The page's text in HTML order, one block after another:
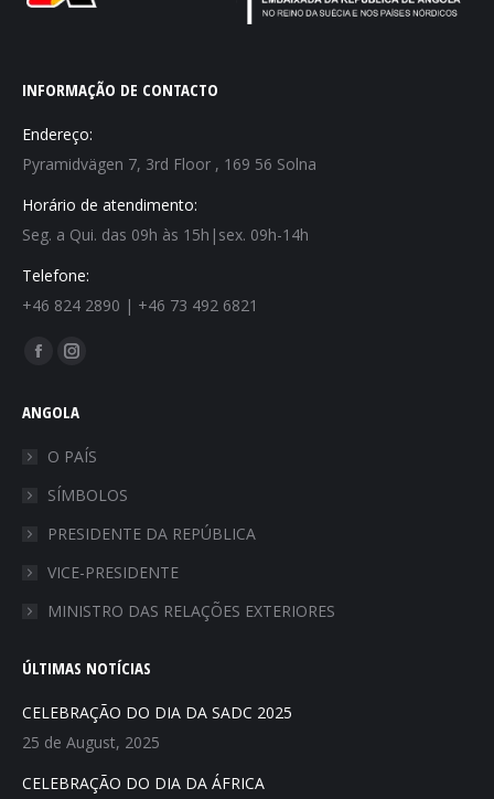
INFORMAÇÃO DE CONTACTO
Endereço:
Pyramidvägen 7, 3rd Floor , 169 56 Solna
Horário de atendimento:
Seg. a Qui. das 09h às 15h|sex. 09h-14h
Telefone:
+46 824 2890 | +46 73 492 6821
Find us on:
ANGOLA
O PAÍS
SÍMBOLOS
PRESIDENTE DA REPÚBLICA
VICE-PRESIDENTE
MINISTRO DAS RELAÇÕES EXTERIORES
ÚLTIMAS NOTÍCIAS
CELEBRAÇÃO DO DIA DA SADC 2025
25 de August, 2025
CELEBRAÇÃO DO DIA DA ÁFRICA